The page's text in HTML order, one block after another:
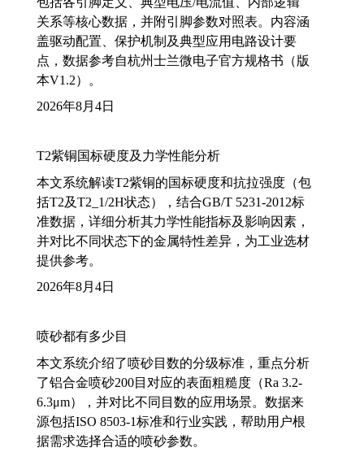
关系等核心数据，并附引脚参数对照表。内容涵
盖驱动配置、保护机制及典型应用电路设计要
点，数据参考自杭州士兰微电子官方规格书（版
本V1.2）。
2026年8月4日
T2紫铜国标硬度及力学性能分析
本文系统解读T2紫铜的国标硬度和抗拉强度（包
括T2及T2_1/2H状态），结合GB/T 5231-2012标
准数据，详细分析其力学性能指标及影响因素，
并对比不同状态下的金属特性差异，为工业选材
提供参考。
2026年8月4日
喷砂都有多少目
本文系统介绍了喷砂目数的分级标准，重点分析
了铝合金喷砂200目对应的表面粗糙度（Ra 3.2-
6.3μm），并对比不同目数的应用场景。数据来
源包括ISO 8503-1标准和行业实践，帮助用户根
据需求选择合适的喷砂参数。